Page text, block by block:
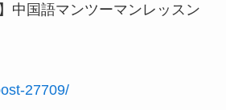
中国語マンツーマンレッスン
27709/